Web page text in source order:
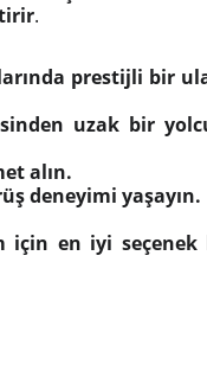
.
prestijli bir
uzak bir
alın.
deneyimi yaşayın.
için en iyi seçenek